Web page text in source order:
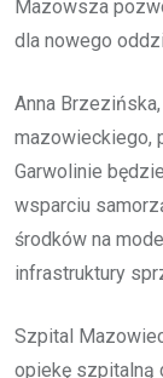
Mazowsza
dla nowego
Anna
mazowieckiego,
Garwolinie
wsparciu
środków na
infrastruktury
Szpital
opiekę szpitalną